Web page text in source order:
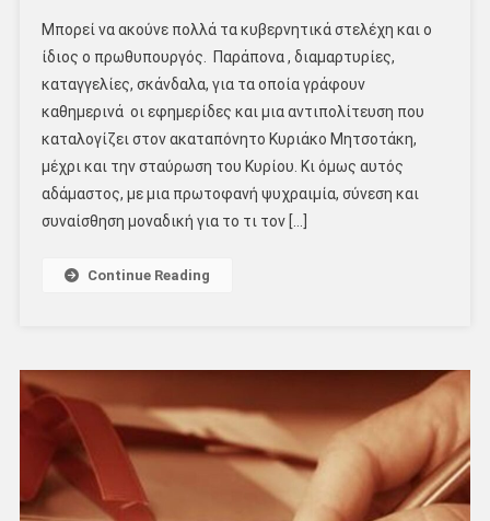
Μπορεί να ακούνε πολλά τα κυβερνητικά στελέχη και ο
ίδιος ο πρωθυπουργός. Παράπονα , διαμαρτυρίες,
καταγγελίες, σκάνδαλα, για τα οποία γράφουν
καθημερινά οι εφημερίδες και μια αντιπολίτευση που
καταλογίζει στον ακαταπόνητο Κυριάκο Μητσοτάκη,
μέχρι και την σταύρωση του Κυρίου. Κι όμως αυτός
αδάμαστος, με μια πρωτοφανή ψυχραιμία, σύνεση και
συναίσθηση μοναδική για το τι τον […]
Continue Reading